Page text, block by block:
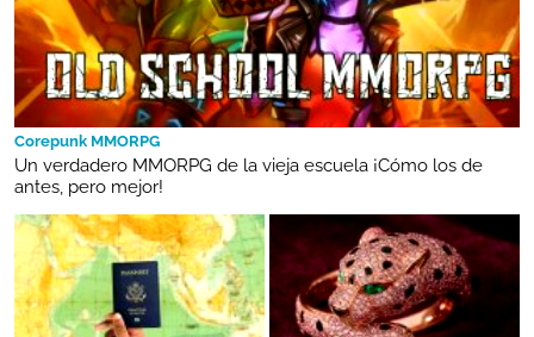
Corepunk MMORPG
Un verdadero MMORPG de la vieja escuela ¡Cómo los de
antes, pero mejor!